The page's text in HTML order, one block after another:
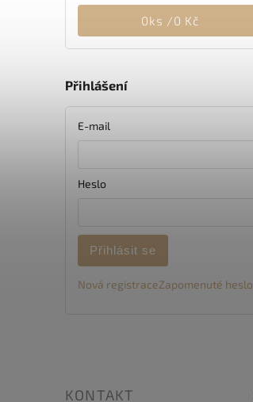
0ks /0 Kč
Přihlášení
E-mail
Heslo
Přihlásit se
Nová registraceZapomenuté heslo
KONTAKT